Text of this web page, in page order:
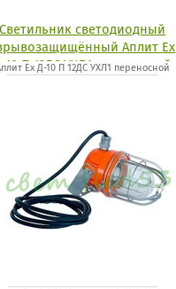
Светильник светодиодный
Аплит Ех
10 П 12ДС УХЛ1 переносной
Ех Д-10 П 12ДС УХЛ1 переносной